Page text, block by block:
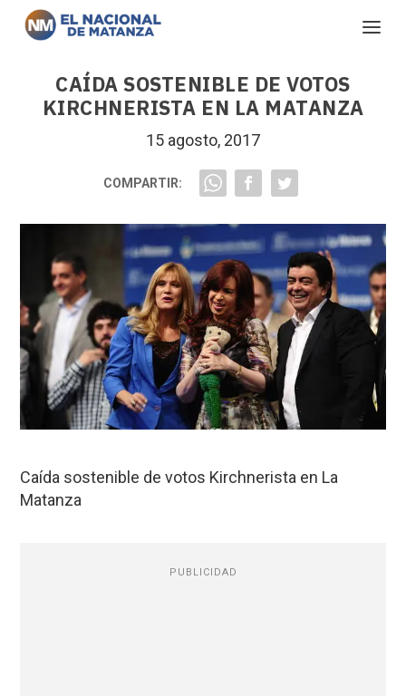
CAÍDA SOSTENIBLE DE VOTOS
KIRCHNERISTA EN LA MATANZA
15 agosto, 2017
COMPARTIR:
Caída sostenible de votos Kirchnerista en La
Matanza
PUBLICIDAD